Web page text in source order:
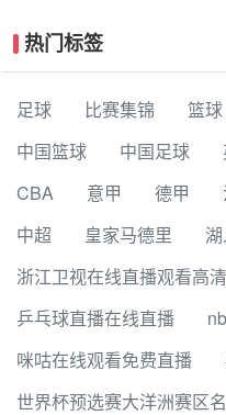
热门标签
足球 比赛集锦 篮球
中国篮球
中国足球
CBA
意甲 德甲
中超
皇家马德里
浙江卫视在线直播观看高
乒乓球直播在线直播
咪咕在线观看免费直播
世界杯预选赛大洋洲赛区